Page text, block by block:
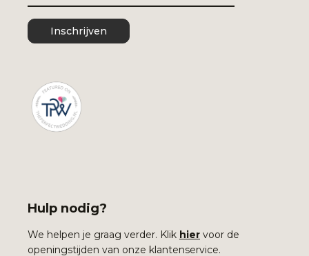
Inschrijven
Hulp nodig?
We helpen je graag verder. Klik hier voor de
openingstijden van onze klantenservice.